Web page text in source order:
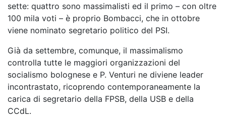
sette: quattro sono massimalisti ed il primo – con oltre
100 mila voti – è proprio Bombacci, che in ottobre
viene nominato segretario politico del PSI.
Già da settembre, comunque, il massimalismo
controlla tutte le maggiori organizzazioni del
socialismo bolognese e P. Venturi ne diviene leader
incontrastato, ricoprendo contemporaneamente la
carica di segretario della FPSB, della USB e della
CCdL.